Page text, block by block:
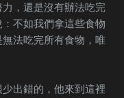
，還是沒有辦法吃完
不如我們拿這些食物
法吃完所有食物，唯
出錯的，他來到這裡